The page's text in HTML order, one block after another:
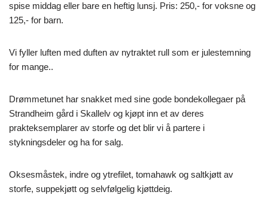
spise middag eller bare en heftig lunsj. Pris: 250,- for voksne og
125,- for barn.
Vi fyller luften med duften av nytraktet rull som er julestemning
for mange..
Drømmetunet har snakket med sine gode bondekollegaer på
Strandheim gård i Skallelv og kjøpt inn et av deres
prakteksemplarer av storfe og det blir vi å partere i
stykningsdeler og ha for salg.
Oksesmåstek, indre og ytrefilet, tomahawk og saltkjøtt av
storfe, suppekjøtt og selvfølgelig kjøttdeig.